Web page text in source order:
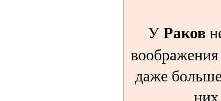
УРаков
даже